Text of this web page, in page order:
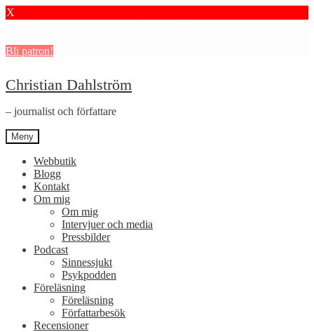
X
Bli patron!
Hoppa
till
navigering
Hoppa
till
innehåll
Christian Dahlström
– journalist och författare
Meny
Webbutik
Blogg
Kontakt
Om mig
Om mig
Intervjuer och media
Pressbilder
Podcast
Sinnessjukt
Psykpodden
Föreläsning
Föreläsning
Författarbesök
Recensioner